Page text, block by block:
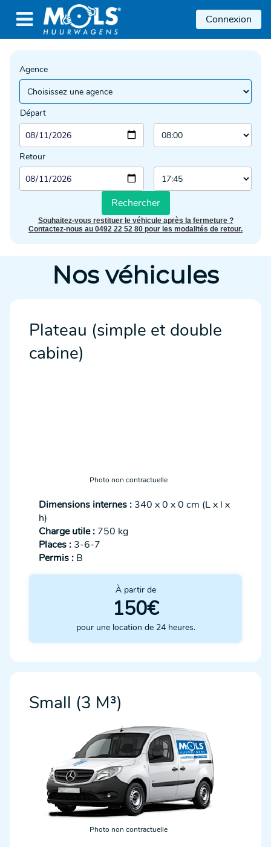
 Connexion
Agence
Départ
Retour
Rechercher
Souhaitez-vous restituer le véhicule après la fermeture ?
Contactez-nous au 0492 22 52 80 pour les modalités de retour.
Nos véhicules
Plateau (simple et double
cabine)
Photo non contractuelle
Dimensions internes : 340 x 0 x 0 cm (L x l x
h)
Charge utile : 750 kg
Places : 3-6-7
Permis : B
À partir de
150€
pour une location de 24 heures.
Small (3 M³)
Photo non contractuelle